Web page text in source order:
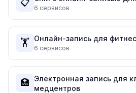
📋
6 сервисов
🏋️ Онлайн-запись для
6 сервисов
🏥
Электронная запись для
медцентров